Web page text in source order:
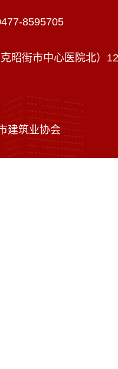
8595705
昭街市中心医院北）
建筑业协会